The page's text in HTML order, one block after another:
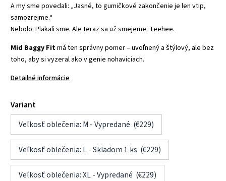
A my sme povedali: „Jasné, to gumičkové zakončenie je len vtip,
samozrejme.“
Nebolo. Plakali sme. Ale teraz sa už smejeme. Teehee.
Mid Baggy Fitmá ten správny pomer – uvoľnený a štýlový, ale bez
toho, aby si vyzeral ako v genie nohaviciach.
Detailné informácie
Variant
Veľkosť oblečenia: M - Vypredané (€229)
Veľkosť oblečenia: L - Skladom 1 ks (€229)
Veľkosť oblečenia: XL - Vypredané (€229)